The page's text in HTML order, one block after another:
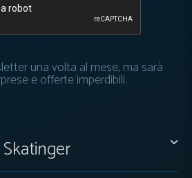
una volta al mese, ma sarà
e offerte imperdibili.